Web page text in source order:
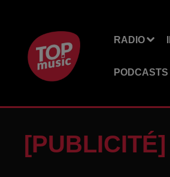
RADIO
PODCASTS
[PUBLICITÉ]